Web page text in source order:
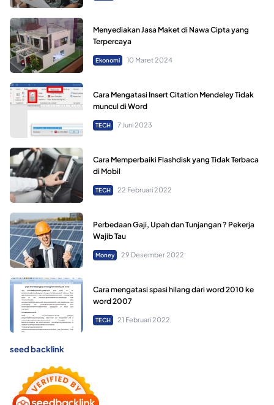
Menyediakan Jasa Maket di Nawa Cipta yang
Terpercaya
Ekonomi 10 Maret 2024
Cara Mengatasi Insert Citation Mendeley Tidak
muncul di Word
TECH 7 Juni 2023
Cara Memperbaiki Flashdisk yang Tidak Terbaca
di Mobil
TECH 22 Februari 2022
Perbedaan Gaji, Upah dan Tunjangan ? Pekerja
Wajib Tau
Money 29 Desember 2022
Cara mengatasi spasi hilang dari word 2010 ke
word 2007
TECH 21 Februari 2022
seed backlink